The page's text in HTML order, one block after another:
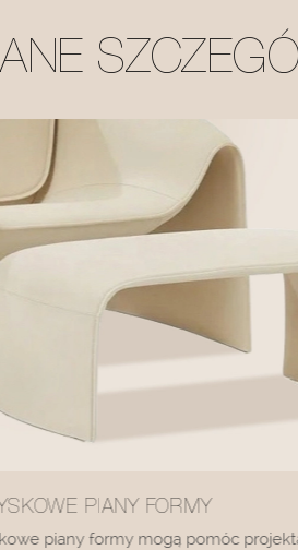
PIANY FORMY
piany formy mogą pomóc